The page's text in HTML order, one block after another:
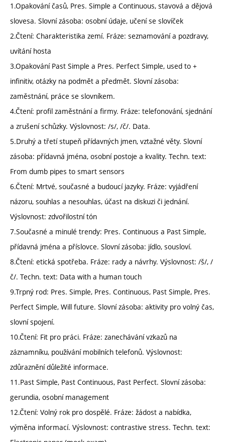
1.Opakování časů, Pres. Simple a Continuous, stavová a dějová
slovesa. Slovní zásoba: osobní údaje, učení se slovíček
2.Čtení: Charakteristika zemí. Fráze: seznamování a pozdravy,
uvítání hosta
3.Opakování Past Simple a Pres. Perfect Simple, used to +
infinitiv, otázky na podmět a předmět. Slovní zásoba:
zaměstnání, práce se slovníkem.
4.Čtení: profil zaměstnání a firmy. Fráze: telefonování, sjednání
a zrušení schůzky. Výslovnost: /s/, /č/. Data.
5.Druhý a třetí stupeň přídavných jmen, vztažné věty. Slovní
zásoba: přídavná jména, osobní postoje a kvality. Techn. text:
From dumb pipes to smart sensors
6.Čtení: Mrtvé, současné a budoucí jazyky. Fráze: vyjádření
názoru, souhlas a nesouhlas, účast na diskuzi či jednání.
Výslovnost: zdvořilostní tón
7.Současné a minulé trendy: Pres. Continuous a Past Simple,
přídavná jména a příslovce. Slovní zásoba: jídlo, sousloví.
8.Čtení: etická spotřeba. Fráze: rady a návrhy. Výslovnost: /š/, /
č/. Techn. text: Data with a human touch
9.Trpný rod: Pres. Simple, Pres. Continuous, Past Simple, Pres.
Perfect Simple, Will future. Slovní zásoba: aktivity pro volný čas,
slovní spojení.
10.Čtení: Fit pro práci. Fráze: zanechávání vzkazů na
záznamníku, používání mobilních telefonů. Výslovnost:
zdůraznění důležité informace.
11.Past Simple, Past Continuous, Past Perfect. Slovní zásoba:
gerundia, osobní management
12.Čtení: Volný rok pro dospělé. Fráze: žádost a nabídka,
výměna informací. Výslovnost: contrastive stress. Techn. text: